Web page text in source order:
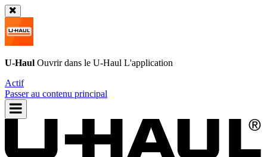
U-Haul Ouvrir dans le U-Haul L'application
Actif
Passer au contenu principal